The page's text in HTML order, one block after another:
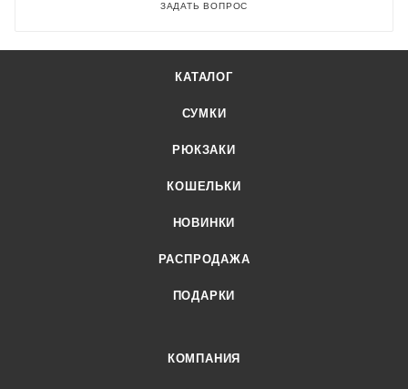
ЗАДАТЬ ВОПРОС
КАТАЛОГ
СУМКИ
РЮКЗАКИ
КОШЕЛЬКИ
НОВИНКИ
РАСПРОДАЖА
ПОДАРКИ
КОМПАНИЯ